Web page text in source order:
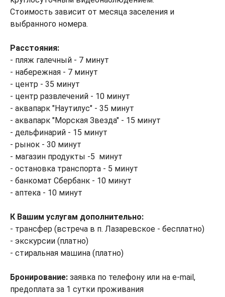
Стоимость зависит от месяца заселения и
выбранного номера.
Расстояния:
- пляж галечный - 7 минут
- набережная - 7 минут
- центр - 35 минут
- центр развлечений - 10 минут
- аквапарк "Наутилус" - 35 минут
- аквапарк "Морская Звезда" - 15 минут
- дельфинарий - 15 минут
- рынок - 30 минут
- магазин продукты -5 минут
- остановка транспорта - 5 минут
- банкомат Сбербанк - 10 минут
- аптека - 10 минут
К Вашим услугам дополнительно:
- трансфер (встреча в п. Лазаревское - бесплатно)
- экскурсии (платно)
- стиральная машина (платно)
Бронирование: заявка по телефону или на e-mail,
предоплата за 1 сутки проживания